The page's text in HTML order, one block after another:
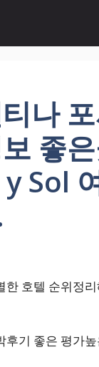
나
좋
Sol
호텔 순위정
기 좋은 평가